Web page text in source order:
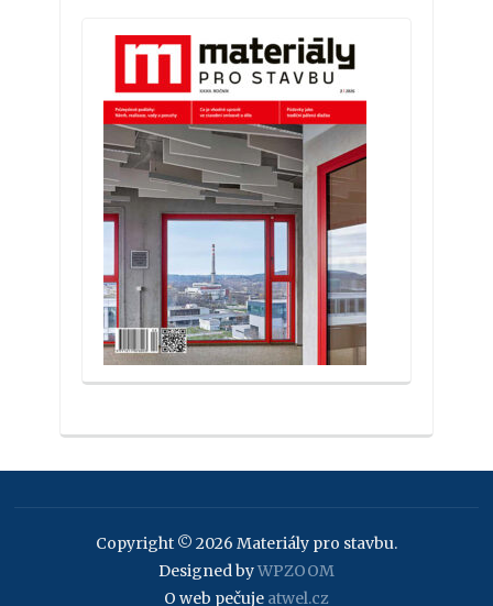
Copyright © 2026 Materiály pro stavbu.
Designed byWPZOOM
O web pečuje atwel.cz